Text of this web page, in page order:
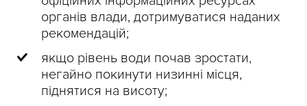
органів влади, дотримуватися наданих
рекомендацій;
якщо рівень води почав зростати,
негайно покинути низинні місця,
піднятися на висоту;